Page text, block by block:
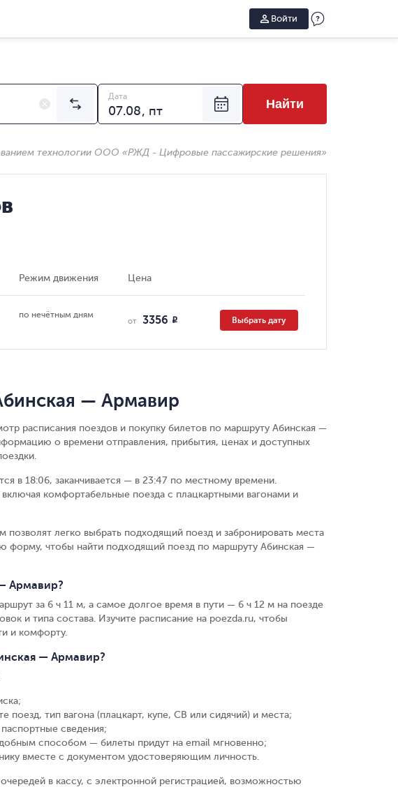
Войти
Дата
Найти
технологии ООО «РЖД - Цифровые пассажирские решения»
Режим движения Цена
по нечётным дням
от 3356 R Выбрать дату
— Армавир
расписания поездов и покупку билетов по маршруту Абинская —
о времени отправления, прибытия, ценах и доступных
в 18:06, заканчивается — в 23:47 по местному времени.
комфортабельные поезда с плацкартными вагонами и
легко выбрать подходящий поезд и забронировать места
форму, чтобы найти подходящий поезд по маршруту Абинская —
Армавир?
за 6 ч 11 м, а самое долгое время в пути — 6 ч 12 м на поезде
и типа состава. Изучите расписание на poezda.ru, чтобы
и комфорту.
— Армавир?
;
поезд, тип вагона (плацкарт, купе, СВ или сидячий) и места;
сведения;
способом — билеты придут на email мгновенно;
вместе с документом удостоверяющим личность.
в кассу, с электронной регистрацией, возможностью